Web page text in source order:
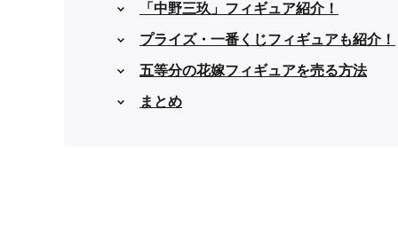
「中野三玖」フィギュア紹介！
プライズ・一番くじフィギュアも紹介！
五等分の花嫁フィギュアを売る方法
まとめ